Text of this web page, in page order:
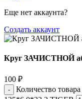
Еще нет аккаунта?
Создать аккаунт
Круг ЗАЧИСТНОЙ
100 ₽
Количество